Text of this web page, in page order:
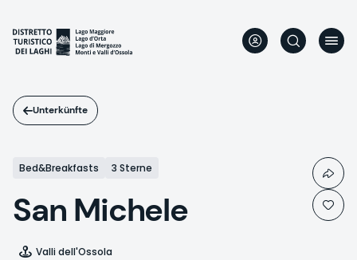
Inhalt
Unterkünfte
Bed&Breakfasts 3 Sterne
San Michele
Valli dell'Ossola